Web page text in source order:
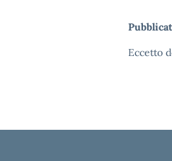
Eccetto